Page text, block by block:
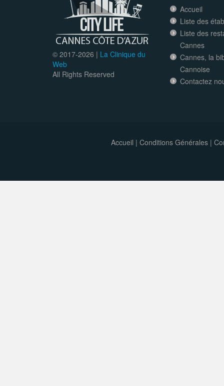
© 2017-2026 | La Clinique du
Web
All Rights Reserved
Accueil
Liste des
Liste des
Cannes
Cannes, la
Cannoise
Contactez
Accueil | Conditions Générales|